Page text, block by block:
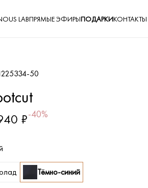
LABПРЯМЫЕ ЭФИРЫПОДАРКИКОНТАКТЫ
50
₽-40%
Тёмно-синий